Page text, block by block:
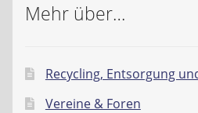
Mehr über…
Recycling, Entsorgung
Vereine & Foren